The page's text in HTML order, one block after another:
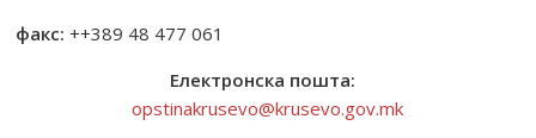
факс: ++389 48 477 061
Електронска пошта:
opstinakrusevo@krusevo.gov.mk